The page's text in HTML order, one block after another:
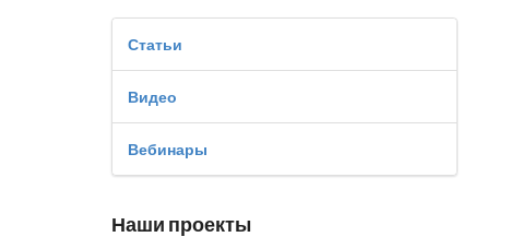
Статьи
Видео
Вебинары
Наши проекты